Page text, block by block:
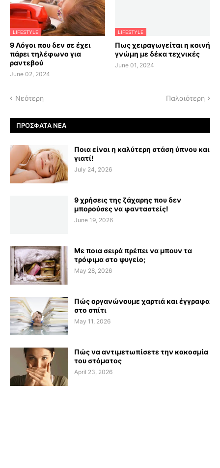
LIFESTYLE
9 Λόγοι που δεν σε έχει
πάρει τηλέφωνο για
ραντεβού
June 02, 2024
LIFESTYLE
Πως χειραγωγείται η κοινή
γνώμη με δέκα τεχνικές
June 01, 2024
Νεότερη Παλαιότερη
ΠΡΌΣΦΑΤΑ ΝΈΑ
Ποια είναι η καλύτερη στάση ύπνου και
γιατί!
July 24, 2026
9 χρήσεις της ζάχαρης που δεν
μπορούσες να φανταστείς!
June 19, 2026
Με ποια σειρά πρέπει να μπουν τα
τρόφιμα στο ψυγείο;
May 28, 2026
Πώς οργανώνουμε χαρτιά και έγγραφα
στο σπίτι
May 11, 2026
Πώς να αντιμετωπίσετε την κακοσμία
του στόματος
April 23, 2026